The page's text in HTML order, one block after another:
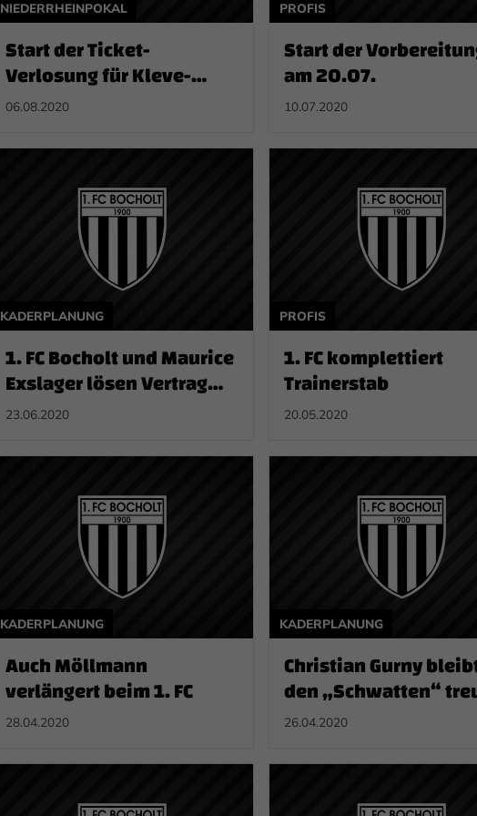
NIEDERRHEINPOKAL
Start der Ticket-
Verlosung für Kleve-
Pokalspiel
06.08.2020
PROFIS
Start der
am 20.07.
10.07.2020
KADERPLANUNG
1. FC Bocholt und Maurice
Exslager lösen Vertrag
auf
23.06.2020
PROFIS
1. FC komplettiert
Trainerstab
20.05.2020
KADERPLANUNG
Auch Möllmann
verlängert beim 1. FC
28.04.2020
KADERPLANUNG
Christian Gurny
den „Schwatten“
26.04.2020